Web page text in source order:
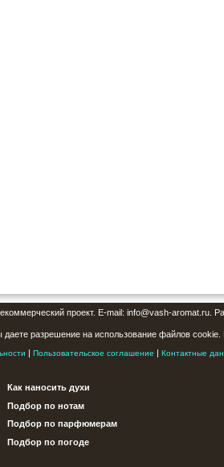
проект. E-mail: info@vash-aromat.ru.
разрешение на использование файлов
| Пользовательское соглашение | Контактные
Как наносить духи
Подбор по нотам
Подбор по парфюмерам
Подбор по погоде